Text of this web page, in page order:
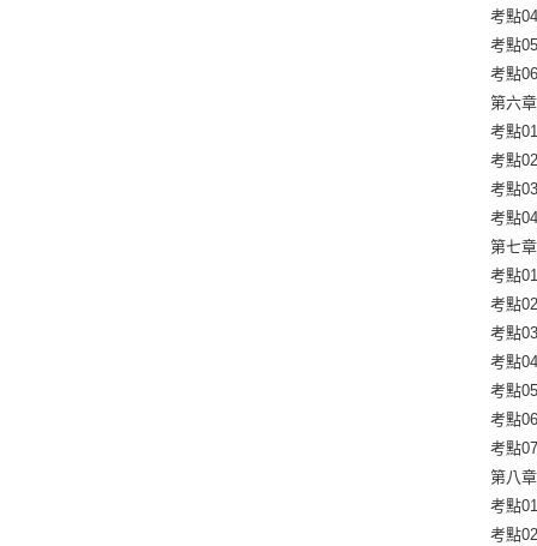
考點
考點
考點
第六
考點
考點
考點
考點
第七
考點
考點
考點
考點
考點
考點
考點
第八
考點
考點